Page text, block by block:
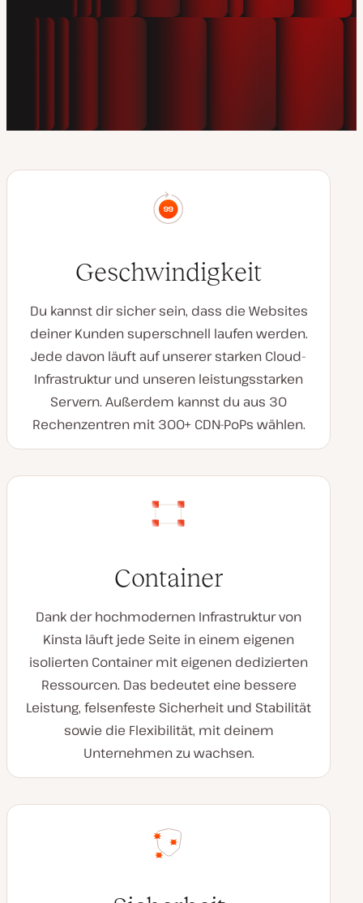
Geschwindigkeit
Du kannst dir sicher sein, dass die Websites
deiner Kunden superschnell laufen werden.
Jede davon läuft auf unserer starken Cloud-
Infrastruktur und unseren leistungsstarken
Servern. Außerdem kannst du aus 30
Rechenzentren mit 300+ CDN-PoPs wählen.
Container
Dank der hochmodernen Infrastruktur von
Kinsta läuft jede Seite in einem eigenen
isolierten Container mit eigenen dedizierten
Ressourcen. Das bedeutet eine bessere
Leistung, felsenfeste Sicherheit und Stabilität
sowie die Flexibilität, mit deinem
Unternehmen zu wachsen.